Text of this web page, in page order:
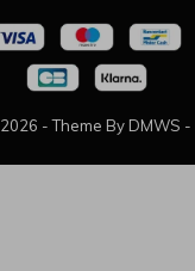
2026 - Theme By DMWS -